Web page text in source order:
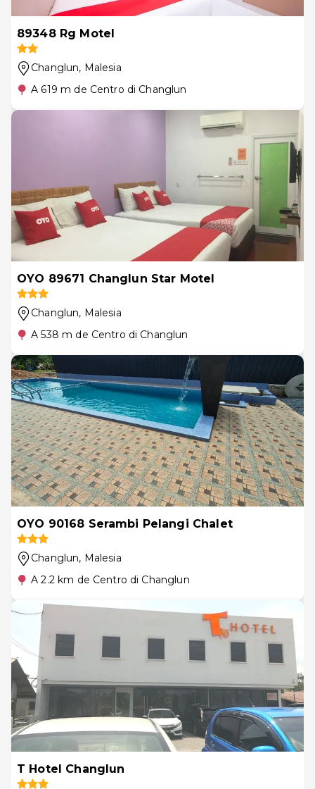
89348 Rg Motel
Changlun, Malesia
A 619 m de Centro di Changlun
OYO 89671 Changlun Star Motel
Changlun, Malesia
A 538 m de Centro di Changlun
OYO 90168 Serambi Pelangi Chalet
Changlun, Malesia
A 2.2 km de Centro di Changlun
T Hotel Changlun